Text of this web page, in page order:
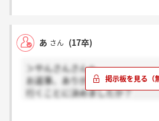
あ さん (17卒)
＞やんさんさんへ
お返事、ありがとうございます。
行くことに決めましたか？